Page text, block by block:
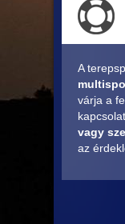
A
várja a
vagy
az